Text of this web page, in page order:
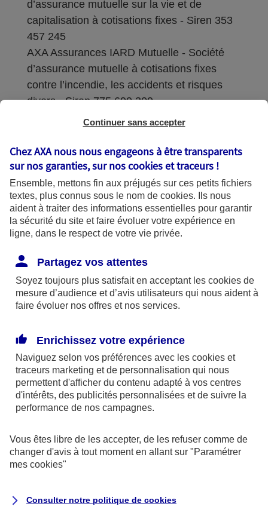
d’assurance mutuelle sur la vie et de
capitalisation à cotisations fixes - Siren 353
457 245
AXA Assurances IARD Mutuelle - Société
d’assurance mutuelle à cotisations fixes
contre l’incendie, les accidents et risques
divers - Siren 775 699 309
Sièges sociaux : 313 Terrasses de l’Arche –
Coordonnées de l'Autorité de contrôle
prudentiel et de résolution (ACPR) : - 4
Place de Budapest - CS 92459 - 75436
Paris Cedex 09. Le détail des procédures de
recours et de réclamation et les
disponibles sur le site axa.fr.
AXA France IARD et AXA France Vie sont
mandataires exclusifs en opérations de
246 et n°13 005 764 (consultable
surwww.orias.fr)
AXA Assistance France Assurances,
S.A au capital de 51 429 430,40 €,
Siège social :
8-10, rue Paul Vaillant Couturier
Continuer sans accepter
Chez AXA nous nous engageons à être transparents
sur nos garanties, sur noscookies et traceurs !
Ensemble, mettons fin aux préjugés sur ces petits fichiers
textes, plus connus sous le nom de cookies. Ils nous
aident à traiter des informations essentielles pour garantir
la sécurité du site et faire évoluer votre expérience en
ligne, dans le respect de votre vie privée.
Partagez vos attentes
Soyez toujours plus satisfait en acceptant les cookies de
mesure d’audience et d’avis utilisateurs qui nous aident à
faire évoluer nos offres et nos services.
Enrichissez votre expérience
Naviguez selon vos préférences avec les cookies et
traceurs marketing et de personnalisation qui nous
permettent d'afficher du contenu adapté à vos centres
d'intérêts, des publicités personnalisées et de suivre la
performance de nos campagnes.
Vous êtes libre de les accepter, de les refuser comme de
changer d'avis à tout moment en allant sur "Paramétrer
mes cookies"
Consulter notre politique de cookies